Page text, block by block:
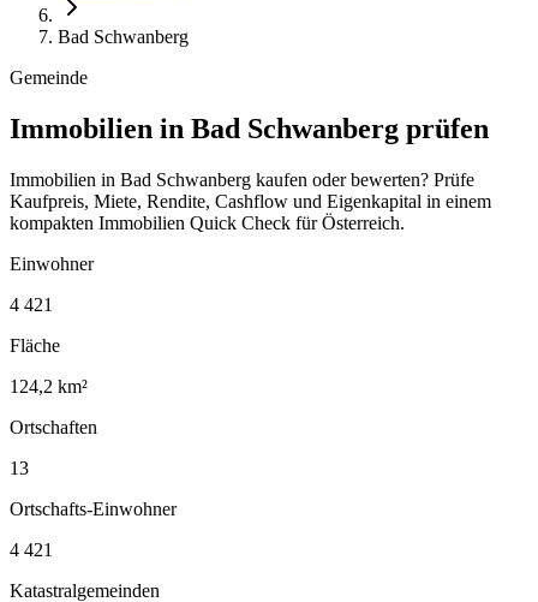
Bad Schwanberg
Gemeinde
Immobilien in Bad Schwanberg prüfen
Immobilien in Bad Schwanberg kaufen oder bewerten? Prüfe
Kaufpreis, Miete, Rendite, Cashflow und Eigenkapital in einem
kompakten Immobilien Quick Check für Österreich.
Einwohner
4 421
Fläche
124,2 km²
Ortschaften
13
Ortschafts-Einwohner
4 421
Katastralgemeinden